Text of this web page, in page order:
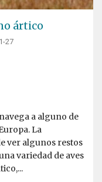
ártico
27
a alguno de
La
ver algunos restos
variedad de aves